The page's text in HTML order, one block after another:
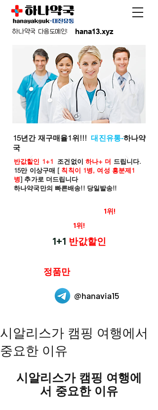
hana13.xyz
하나약국 다음도메인:
15년간 재구매율1위!!!대진유통-하나약
국
반값할인 1+1 조건없이 하나+ 더 드립니다.
15만 이상구매 [ 칙칙이 1병, 여성 흥분제1
병] 추가로 더드립니다
하나약국만의 빠른배송!! 당일발송!!
1위!
1위!
1+1 반값할인
정품만
@hanavia15
시알리스가 캠핑 여행에서
중요한 이유
시알리스가 캠핑 여행에
서 중요한 이유